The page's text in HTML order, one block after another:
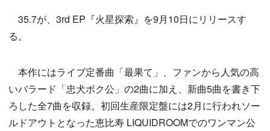
35.7が、3rd EP『火星探索』を9月10日にリリースす
る。
本作にはライブ定番曲「最果て」、ファンから人気の高
いバラード「忠犬ボク公」の2曲に加え、新曲5曲を書き下
ろした全7曲を収録。初回生産限定盤には2月に行われソー
ルドアウトとなった恵比寿 LIQUIDROOMでのワンマン公